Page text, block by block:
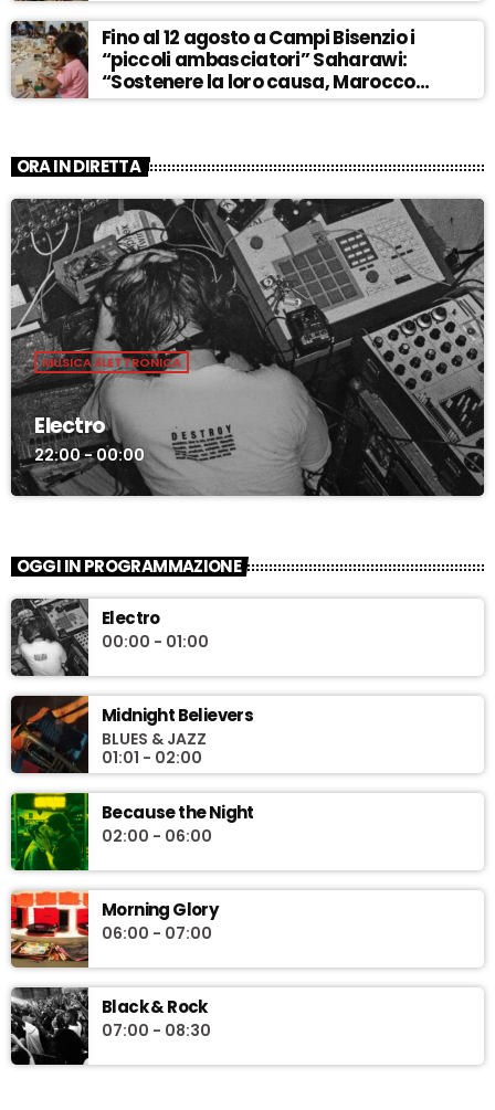
Fino al 12 agosto a Campi Bisenzio i
“piccoli ambasciatori” Saharawi:
“Sostenere la loro causa, Marocco
sempre più invadente” – ASCOLTA
ORA IN DIRETTA
MUSICA ELETTRONICA
Electro
22:00 - 00:00
OGGI IN PROGRAMMAZIONE
Electro
00:00 - 01:00
Midnight Believers
BLUES & JAZZ
01:01 - 02:00
Because the Night
02:00 - 06:00
Morning Glory
06:00 - 07:00
Black & Rock
07:00 - 08:30